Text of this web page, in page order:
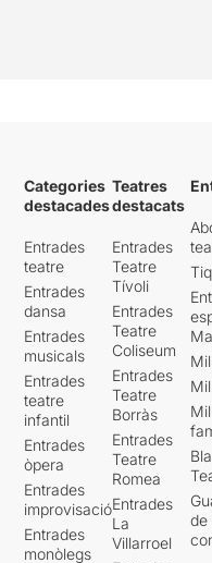
Categories
destacades
Entrades
teatre
Entrades
dansa
Entrades
musicals
Entrades
teatre
infantil
Entrades
òpera
Entrades
improvisació
Entrades
monòlegs
Teatres
destacats
Entrades
Teatre
Tívoli
Entrades
Teatre
Coliseum
Entrades
Teatre
Borràs
Entrades
Teatre
Romea
Entrades
La
Villarroel
de